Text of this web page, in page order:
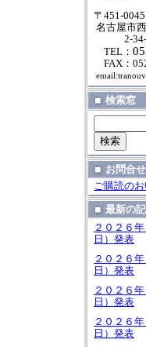
〒451-
名古屋市
2-34-
TEL：
FAX：
検索窓
お問合せ
ご購読の
最新の
２０２６
日）発表
２０２６
日）発表
２０２６
日）発表
２０２６
日）発表